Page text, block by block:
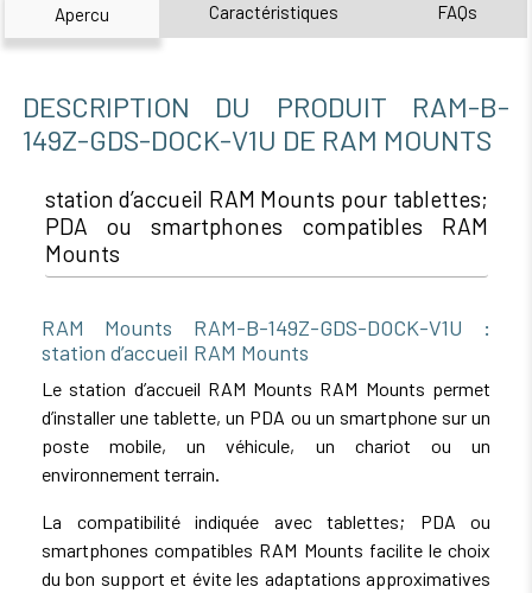
Apercu Caractéristiques FAQs
DESCRIPTION DU PRODUIT RAM-B-
149Z-GDS-DOCK-V1U DE RAM MOUNTS
station d’accueil RAM Mounts pour tablettes;
PDA ou smartphones compatibles RAM
Mounts
RAM Mounts RAM-B-149Z-GDS-DOCK-V1U :
station d’accueil RAM Mounts
Le station d’accueil RAM Mounts RAM Mounts permet
d’installer une tablette, un PDA ou un smartphone sur un
poste mobile, un véhicule, un chariot ou un
environnement terrain.
La compatibilité indiquée avec tablettes; PDA ou
smartphones compatibles RAM Mounts facilite le choix
du bon support et évite les adaptations approximatives